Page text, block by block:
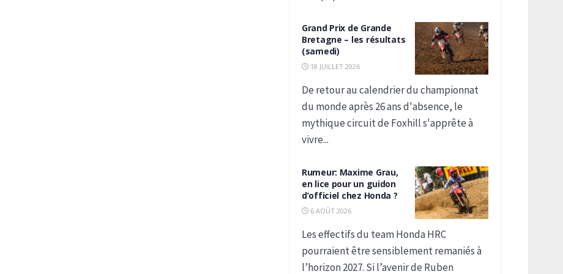
Grand Prix de Grande
Bretagne – les résultats
(samedi)
18 JUILLET 2026
De retour au calendrier du championnat
du monde après 26 ans d'absence, le
mythique circuit de Foxhill s'apprête à
vivre...
Rumeur: Maxime Grau,
en lice pour un guidon
d’officiel chez Honda ?
6 AOÛT 2026
Les effectifs du team Honda HRC
pourraient être sensiblement remaniés à
l’horizon 2027. Si l’avenir de Ruben